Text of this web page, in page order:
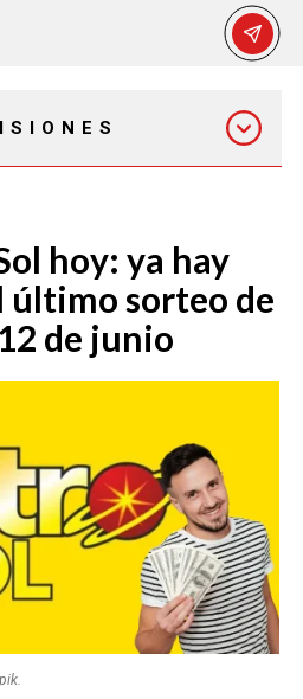
7:00 PM
hoy: ya hay
último sorteo de
de junio